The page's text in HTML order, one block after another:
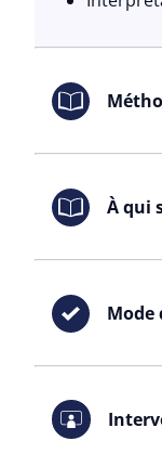
Cas
Livret
À qui
Toute
Pré-requis
Aucun